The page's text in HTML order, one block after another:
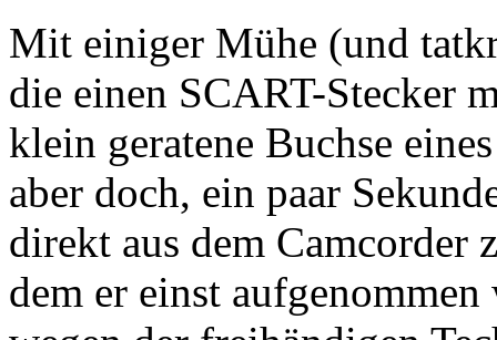
Mit einiger Mühe (und
die einen SCART-Stecker
klein geratene Buchse
aber doch, ein paar
direkt aus dem
dem er einst